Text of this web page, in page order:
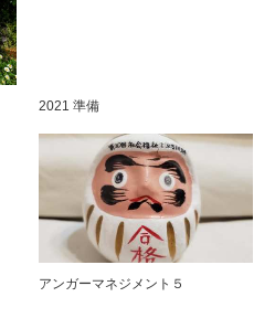
2021 準備
アンガーマネジメント５